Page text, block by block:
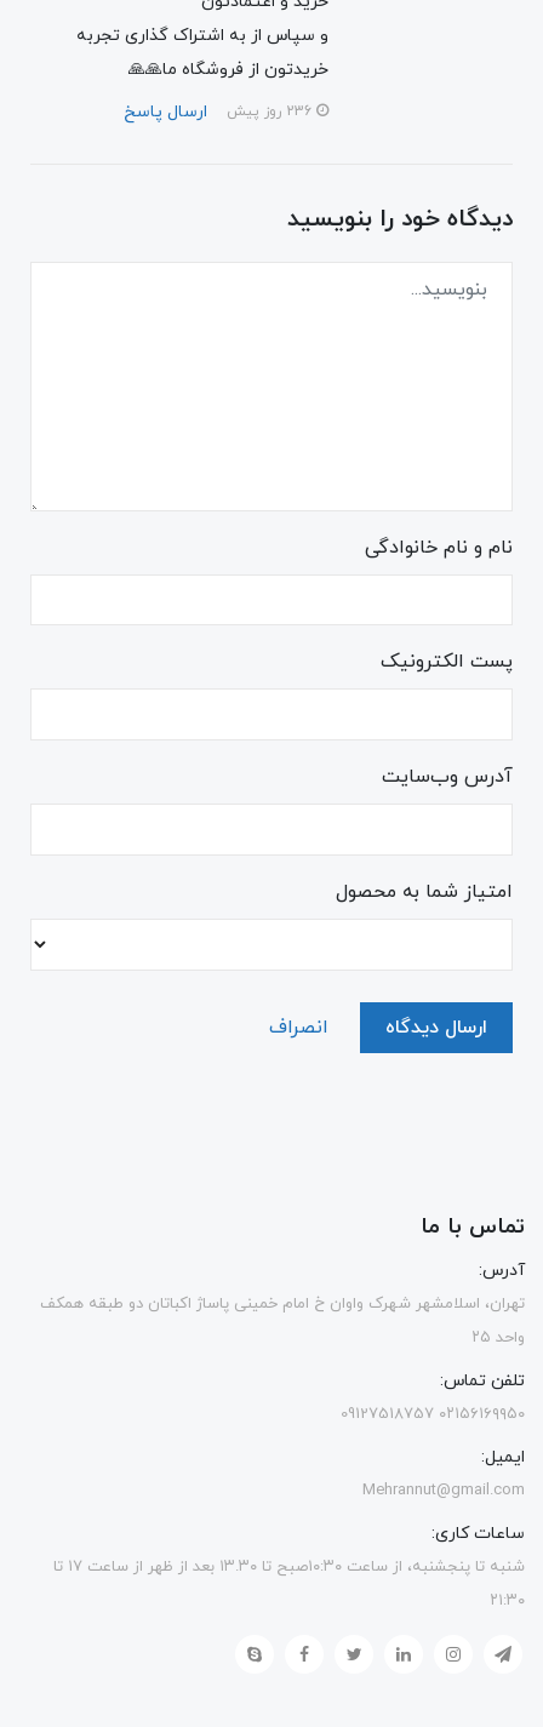
و سپاس از به اشتراک گذاری تجربه
خریدتون از فروشگاه ما🙏🙏
ارسال پاسخ
دیدگاه خود را بنویسید
نام و نام خانوادگی
پست الکترونیک
آدرس وب‌سایت
امتیاز شما به محصول
ارسال دیدگاه انصراف
تماس با ما
آدرس:
تهران، اسلامشهر شهرک واوان خ امام خمینی پاساژ اکباتان دو طبقه همکف
واحد ۲۵
تلفن تماس:
۰۲۱۵۶۱۶۹۹۵۰ 09127518757
ایمیل:
Mehrannut@gmail.com
ساعات کاری:
شنبه تا پنجشنبه، از ساعت ۱۰:۳۰صبح تا ۱۳.۳۰ بعد از ظهر از ساعت ۱۷ تا
۲۱:۳۰